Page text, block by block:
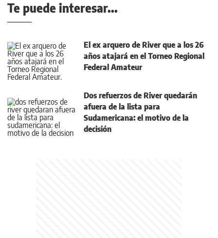
Te puede interesar...
El ex arquero de River que a los 26
años atajará en el Torneo Regional
Federal Amateur
Dos refuerzos de River quedarán
afuera de la lista para
Sudamericana: el motivo de la
decisión